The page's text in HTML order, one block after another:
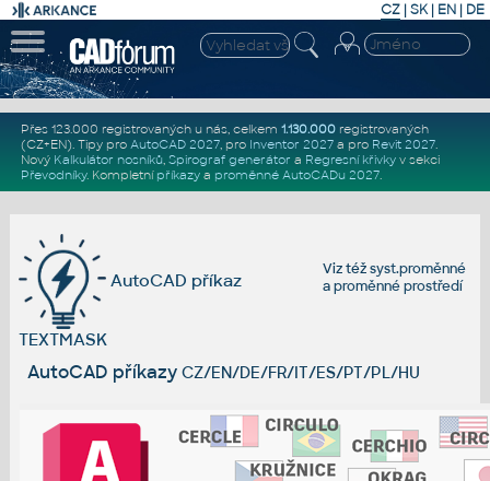
CZ | SK| EN | DE
Přes 123.000 registrovaných u nás, celkem 1.130.000registrovaných
(CZ+EN). Tipy pro AutoCAD 2027, pro Inventor 2027a pro Revit 2027.
Nový Kalkulátor nosníků, Spirograf generátor a Regresní křivkyv sekci
Převodníky. Kompletní příkazya proměnné AutoCADu 2027.
Viz téžsyst.proměnné
aproměnné prostředí
AutoCAD příkaz
TEXTMASK
AutoCAD příkazy CZ/EN/DE/FR/IT/ES/PT/PL/HU